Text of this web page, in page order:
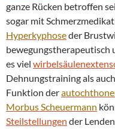
ganze Rücken betroffen
sogar mit
Hyperkyphoseder
bewegungstherapeutisch
es viel
Dehnungstraining als
Funktion der
MorbusScheuermann
Steilstellungen der